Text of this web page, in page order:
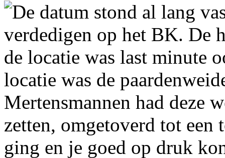
De datum stond al lang
verdedigen op het BK. De
de locatie was last minute
locatie was de
Mertensmannen had deze
zetten, omgetoverd tot
ging en je goed op druk